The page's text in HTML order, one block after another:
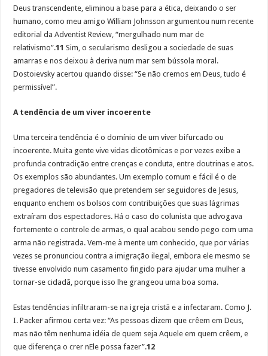
Deus transcendente, eliminou a base para a ética, deixando o ser
humano, como meu amigo William Johnsson argumentou num recente
editorial da Adventist Review, “mergulhado num mar de
relativismo”.11 Sim, o secularismo desligou a sociedade de suas
amarras e nos deixou à deriva num mar sem bússola moral.
Dostoievsky acertou quando disse: “Se não cremos em Deus, tudo é
permissível”.
A tendência de um viver incoerente
Uma terceira tendência é o domínio de um viver bifurcado ou
incoerente. Muita gente vive vidas dicotômicas e por vezes exibe a
profunda contradição entre crenças e conduta, entre doutrinas e atos.
Os exemplos são abundantes. Um exemplo comum e fácil é o de
pregadores de televisão que pretendem ser seguidores de Jesus,
enquanto enchem os bolsos com contribuições que suas lágrimas
extraíram dos espectadores. Há o caso do colunista que advogava
fortemente o controle de armas, o qual acabou sendo pego com uma
arma não registrada. Vem-me à mente um conhecido, que por várias
vezes se pronunciou contra a imigração ilegal, embora ele mesmo se
tivesse envolvido num casamento fingido para ajudar uma mulher a
tornar-se cidadã, porque isso lhe grangeou uma boa soma.
Estas tendências infiltraram-se na igreja cristã e a infectaram. Como J.
I. Packer afirmou certa vez: “As pessoas dizem que crêem em Deus,
mas não têm nenhuma idéia de quem seja Aquele em quem crêem, e
que diferença o crer nEle possa fazer”.12